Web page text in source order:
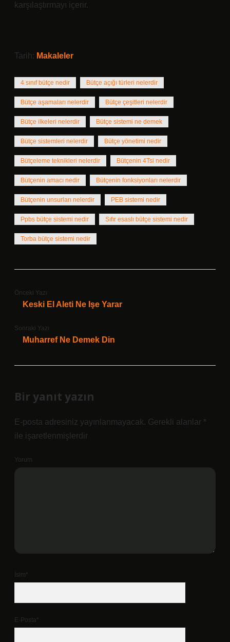
karşılaştırmayı içerir.
Tarih: Makaleler
4 sınıf bütçe nedir Bütçe açığı türleri nelerdir
Bütçe aşamaları nelerdir Bütçe çeşitleri nelerdir
Bütçe ilkeleri nelerdir Bütçe sistemi ne demek
Bütçe sistemleri nelerdir Bütçe yönetimi nedir
Bütçeleme teknikleri nelerdir Bütçenin 4Tsi nedir
Bütçenin amacı nedir Bütçenin fonksiyonları nelerdir
Bütçenin unsurları nelerdir PEB sistemi nedir
Ppbs bütçe sistemi nedir Sıfır esaslı bütçe sistemi nedir
Torba bütçe sistemi nedir
Önceki Yazı
Keski El Aleti Ne Işe Yarar
Sonraki Yazı
Muharref Ne Demek Din
Bir yanıt yazın
E-posta adresiniz yayınlanmayacak. Gerekli alanlar *
ile işaretlenmişlerdir
Yorum
İsim*
E-Posta*